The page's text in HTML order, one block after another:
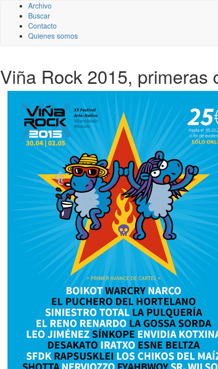
Archivo
Buscar
Contacto
Quienes somos
Viña Rock 2015, primeras